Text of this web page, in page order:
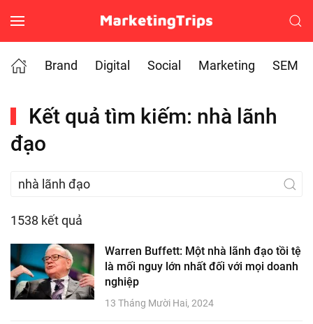
Skip to main content
Brand
Digital Social Marketing SEM
Kết quả tìm kiếm: nhà lãnh
đạo
1538 kết quả
Warren Buffett: Một nhà lãnh đạo tồi tệ
là mối nguy lớn nhất đối với mọi doanh
nghiệp
13 Tháng Mười Hai, 2024